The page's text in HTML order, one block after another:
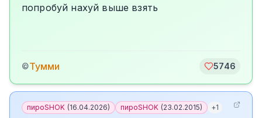
попробуй нахуй выше взять
©Тумми 5746
пироSHOK (16.04.2026) пироSHOK (23.02.2015) +1